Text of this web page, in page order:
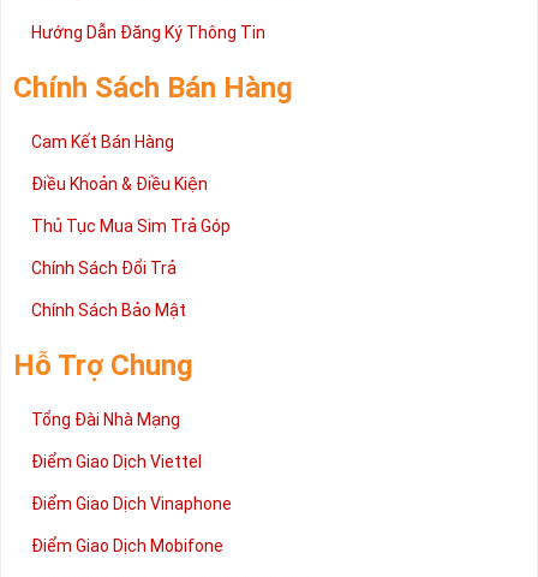
2 đang được rất nhiều khách hàng tin tưởng lựa chọn trên thị
cấp trong bài viết này sẽ giúp bạn hiểu rõ ý nghĩa và các bước đặt
mua sim số tại Sim Tiền Giang nhanh chóng nhất.
Chúc quý khách tìm được chiếc sim Tứ quý 2 như ý!
Hướng Dẫn Đăng Ký Thông Tin
Chính Sách Bán Hàng
Cam Kết Bán Hàng
Điều Khoản & Điều Kiện
Thủ Tục Mua Sim Trả Góp
Chính Sách Đổi Trả
Chính Sách Bảo Mật
Hỗ Trợ Chung
Tổng Đài Nhà Mạng
Điểm Giao Dịch Viettel
Điểm Giao Dịch Vinaphone
Điểm Giao Dịch Mobifone